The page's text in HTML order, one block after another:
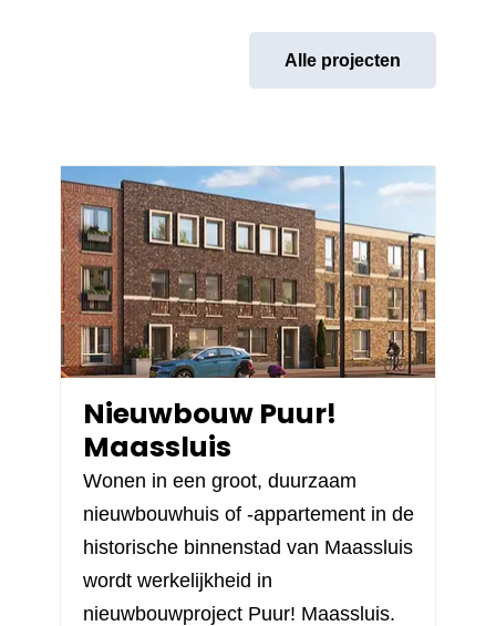
Alle projecten
Nieuwbouw Puur!
Maassluis
Wonen in een groot, duurzaam
nieuwbouwhuis of -appartement in de
historische binnenstad van Maassluis
wordt werkelijkheid in
nieuwbouwproject Puur! Maassluis.